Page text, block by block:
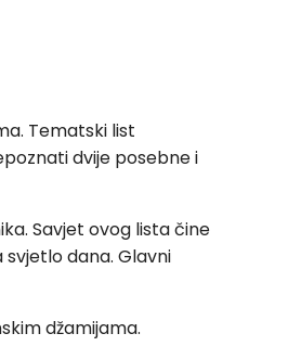
Tematski list
dvije posebne i
Savjet ovog lista čine
svjetlo dana. Glavni
džamijama.